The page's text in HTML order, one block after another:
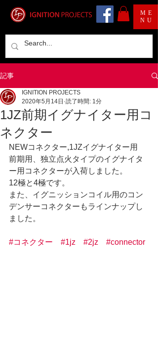
ME
NU
記事
1JZ前期イグナイター用コ
ネクター
IGNITION PROJECTS
2020年5月14日 読了時間: 1分
NEWコネクター,1JZイグナイター用
前期用、独立点火タイプのイグナイタ
ー用コネクターが入荷しました。
12極と4極です。
また、イグニッションコイル用のコン
デンサーコネクターもラインナップし
ました。
#コネクター #1jz #2jz #connector